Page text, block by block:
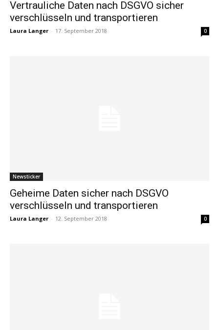
Vertrauliche Daten nach DSGVO sicher
verschlüsseln und transportieren
Laura Langer - 17. September 2018 0
Newsticker
Geheime Daten sicher nach DSGVO
verschlüsseln und transportieren
Laura Langer - 12. September 2018 0